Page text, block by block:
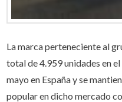
La marca perteneciente al
total de 4.959 unidades en
mayo en España y se
popular en dicho mercado